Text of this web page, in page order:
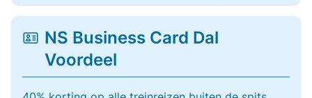
NS Business Card Dal
Voordeel